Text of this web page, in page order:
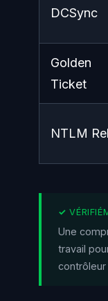
DCSync
Golden
Ticket
NTLM
Une
travail